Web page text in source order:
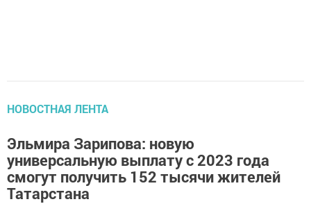
НОВОСТНАЯ ЛЕНТА
Эльмира Зарипова: новую
универсальную выплату с 2023 года
смогут получить 152 тысячи жителей
Татарстана